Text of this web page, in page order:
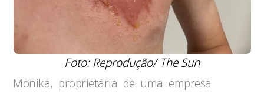
Foto: Reprodução/ The Sun
Monika, proprietária de uma empresa